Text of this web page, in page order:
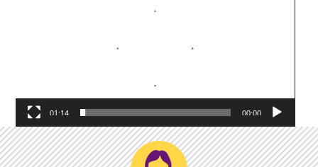
00:00
01:14